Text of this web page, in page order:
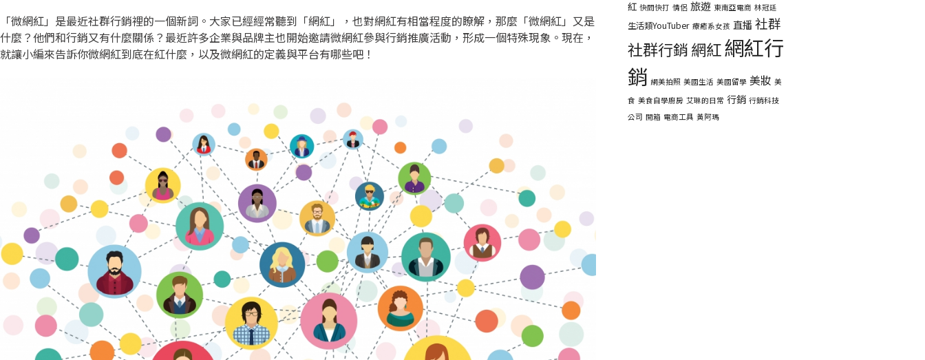
「微網紅」是最近社群行銷裡的一個新詞。大家已經經常聽到「網紅」，也對網紅有相當程度的瞭解，那麼「微網紅」又是
什麼？他們和行銷又有什麼關係？最近許多企業與品牌主也開始邀請微網紅參與行銷推廣活動，形成一個特殊現象。現在，
就讓小編來告訴你微網紅到底在紅什麼，以及微網紅的定義與平台有哪些吧！
紅 快問快打 情侶 旅遊 東南亞電商 林冠廷
生活類YouTuber 療癒系女孩 直播 社群
社群行銷網紅網紅行
銷 網美拍照 美國生活 美國留學 美妝 美
食 美食自學廚房 艾琳的日常 行銷 行銷科技
公司 開箱 電商工具 黃阿瑪